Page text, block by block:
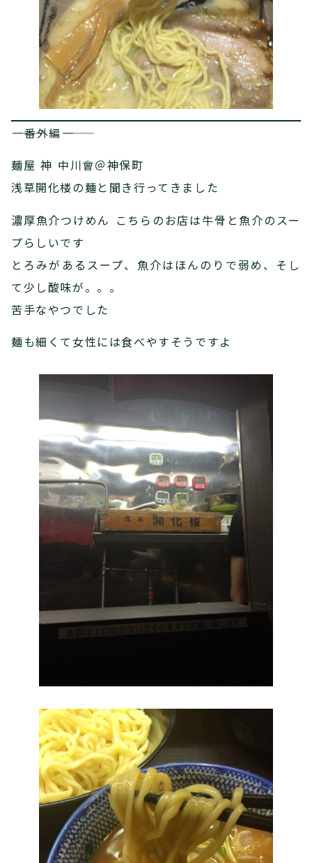
――――番外編――――
麺屋 神 中川會＠神保町
浅草開化楼の麺と聞き行ってきました
濃厚魚介つけめん こちらのお店は牛骨と魚介のスー
プらしいです
とろみがあるスープ、魚介はほんのりで弱め、そし
て少し酸味が。。。
苦手なやつでした
麺も細くて女性には食べやすそうですよ